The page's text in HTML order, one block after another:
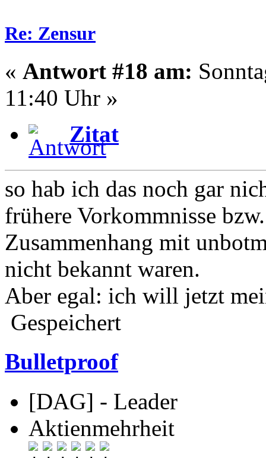
Re: Zensur
« Antwort #18 am:
11:40 Uhr »
Zitat
so hab ich das noch gar
frühere Vorkommnisse
Zusammenhang mit
nicht bekannt waren.
Aber egal: ich will jetzt
Gespeichert
Bulletproof
[DAG] - Leader
Aktienmehrheit